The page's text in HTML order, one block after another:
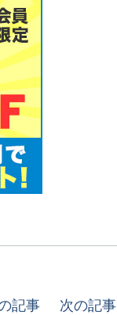
記事 次の記事